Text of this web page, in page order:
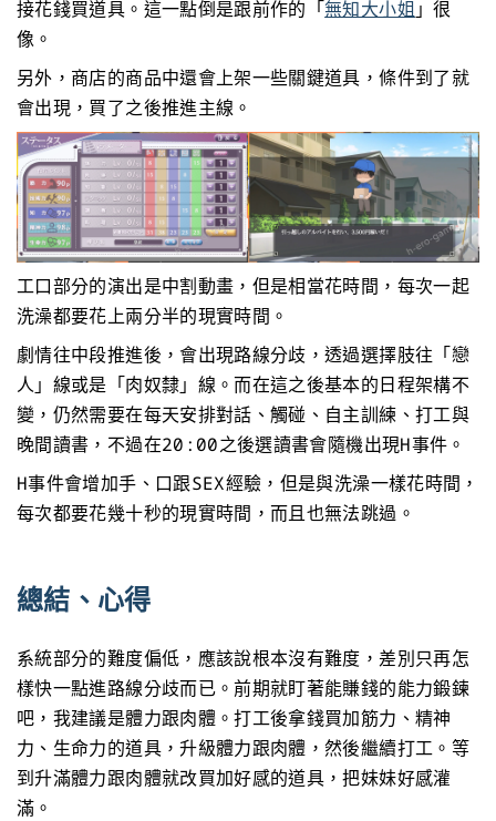
接花錢買道具。這一點倒是跟前作的「無知大小姐」很
像。
另外，商店的商品中還會上架一些關鍵道具，條件到了就
會出現，買了之後推進主線。
工口部分的演出是中割動畫，但是相當花時間，每次一起
洗澡都要花上兩分半的現實時間。
劇情往中段推進後，會出現路線分歧，透過選擇肢往「戀
人」線或是「肉奴隸」線。而在這之後基本的日程架構不
變，仍然需要在每天安排對話、觸碰、自主訓練、打工與
晚間讀書，不過在20:00之後選讀書會隨機出現H事件。
H事件會增加手、口跟SEX經驗，但是與洗澡一樣花時間，
每次都要花幾十秒的現實時間，而且也無法跳過。
總結、心得
系統部分的難度偏低，應該說根本沒有難度，差別只再怎
樣快一點進路線分歧而已。前期就盯著能賺錢的能力鍛鍊
吧，我建議是體力跟肉體。打工後拿錢買加筋力、精神
力、生命力的道具，升級體力跟肉體，然後繼續打工。等
到升滿體力跟肉體就改買加好感的道具，把妹妹好感灌
滿。